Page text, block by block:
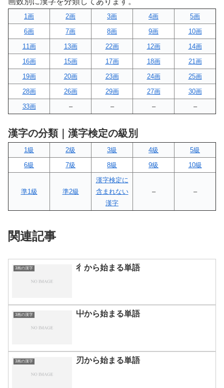
1画 2画 3画 4画
5画
6画
7画 8画 9画
10画
11画
13画 22画 12画
14画
16画
15画 17画 18画
21画
19画
20画 23画 24画
25画
28画
26画 29画 27画
30画
33画
– – – –
漢字の分類｜漢字検定の級別
1級 2級 3級 4級
5級
6級
7級 8級 9級 10級
準1級 準2級
漢字検定に
含まれない
漢字
– –
関連記事
3画の漢字 彳から始まる単語
3画の漢字 屮から始まる単語
3画の漢字 刃から始まる単語